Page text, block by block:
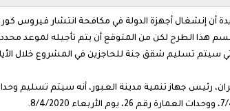
أن إنشغال أجهزة الدولة في مكافحة انتشار فيروس
هذا الطرح لكن من المتوقع أن يتم تأجيله لموعد